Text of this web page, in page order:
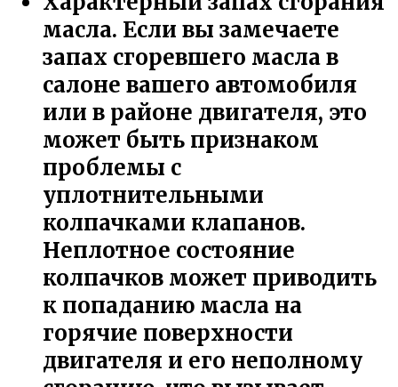
масла. Если вы замечаете
запах сгоревшего масла в
салоне вашего автомобиля
или в районе двигателя, это
может быть признаком
проблемы с
уплотнительными
колпачками клапанов.
Неплотное состояние
колпачков может приводить
к попаданию масла на
горячие поверхности
двигателя и его неполному